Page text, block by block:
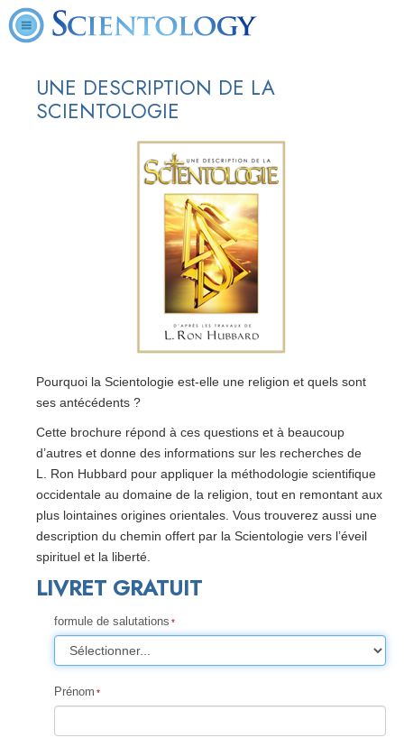
UNE DESCRIPTION DE LA
SCIENTOLOGIE
Pourquoi la Scientologie est-elle une religion et quels sont
ses antécédents ?
Cette brochure répond à ces questions et à beaucoup
d’autres et donne des informations sur les recherches de
L. Ron Hubbard pour appliquer la méthodologie scientifique
occidentale au domaine de la religion, tout en remontant aux
plus lointaines origines orientales. Vous trouverez aussi une
description du chemin offert par la Scientologie vers l’éveil
spirituel et la liberté.
LIVRET GRATUIT
formule de salutations
Prénom